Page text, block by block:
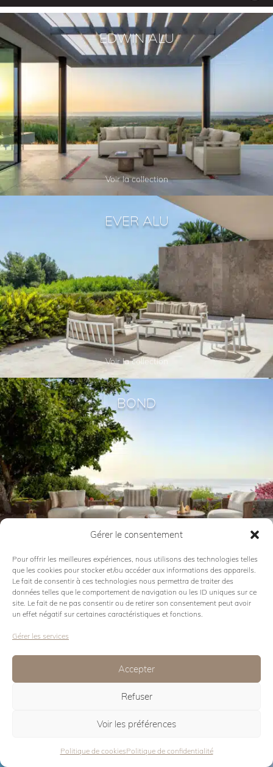
Gérer le consentement
Pour offrir les meilleures expériences, nous utilisons des technologies telles
que les cookies pour stocker et/ou accéder aux informations des appareils.
Le fait de consentir à ces technologies nous permettra de traiter des
données telles que le comportement de navigation ou les ID uniques sur ce
site. Le fait de ne pas consentir ou de retirer son consentement peut avoir
un effet négatif sur certaines caractéristiques et fonctions.
Gérer les services
Accepter
Refuser
Voir les préférences
Politique de cookiesPolitique de confidentialité
EDWIN ALU
Voir la collection
EVER ALU
Voir la collection
BOND
TWEET
SWIPE